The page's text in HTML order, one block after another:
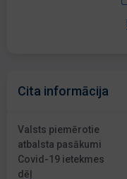
Cita informācija
Valsts piemērotie
atbalsta pasākumi
Covid-19 ietekmes
dēļ